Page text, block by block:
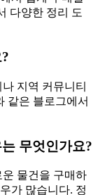
다양한 정리 도
지역 커뮤니티
같은 블로그에서
무엇인가요?
물건을 구매하
가 많습니다. 정